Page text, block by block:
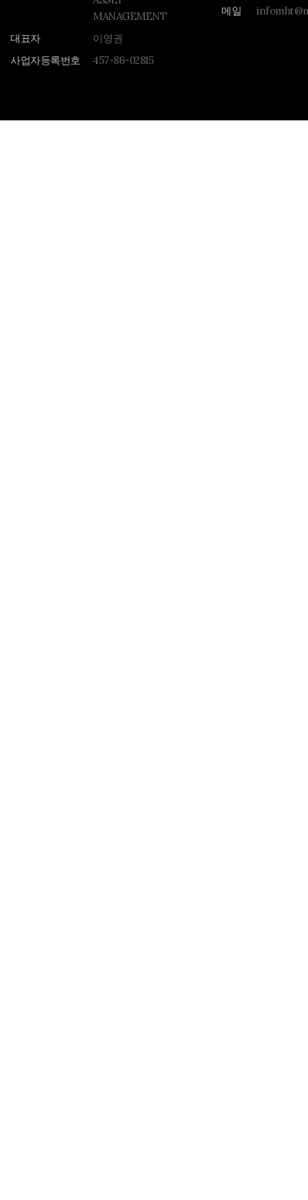
MANAGEMENT
대표자
이영권
사업자등록번호
457-86-02815
메일